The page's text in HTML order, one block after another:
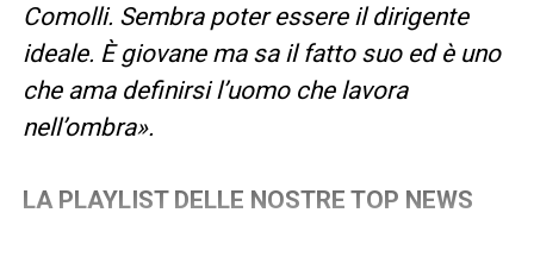
Comolli. Sembra poter essere il dirigente
ideale. È giovane ma sa il fatto suo ed è uno
che ama definirsi l’uomo che lavora
nell’ombra».
LA PLAYLIST DELLE NOSTRE TOP NEWS